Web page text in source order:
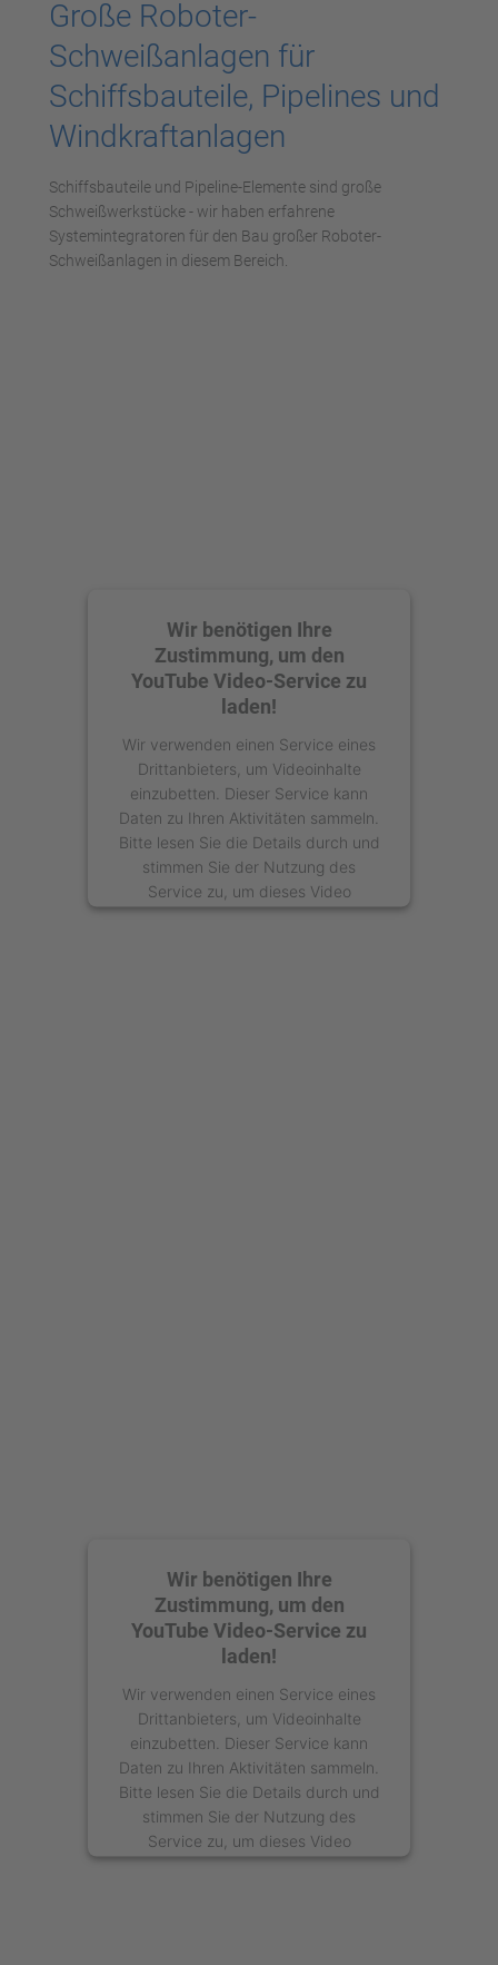
Große Roboter-
Schweißanlagen für
Schiffsbauteile, Pipelines und
Windkraftanlagen
Schiffsbauteile und Pipeline-Elemente sind große
Schweißwerkstücke - wir haben erfahrene
Systemintegratoren für den Bau großer Roboter-
Schweißanlagen in diesem Bereich.
Wir benötigen Ihre
Zustimmung, um den
YouTube Video-Service zu
laden!
Wir verwenden einen Service eines
Drittanbieters, um Videoinhalte
einzubetten. Dieser Service kann
Daten zu Ihren Aktivitäten sammeln.
Bitte lesen Sie die Details durch und
stimmen Sie der Nutzung des
Service zu, um dieses Video
anzusehen.
Wir benötigen Ihre
Zustimmung, um den
YouTube Video-Service zu
laden!
Wir verwenden einen Service eines
Drittanbieters, um Videoinhalte
einzubetten. Dieser Service kann
Daten zu Ihren Aktivitäten sammeln.
Bitte lesen Sie die Details durch und
stimmen Sie der Nutzung des
Service zu, um dieses Video
anzusehen.